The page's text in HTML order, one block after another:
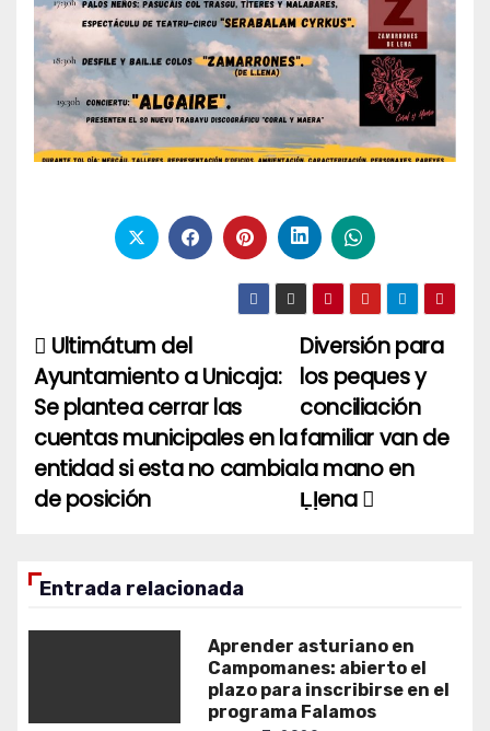
Navegación
de
entradas
Diversión para
los peques y
conciliación
familiar van de
la mano en
Ḷḷena
Ultimátum del
Ayuntamiento a Unicaja:
Se plantea cerrar las
cuentas municipales en la
entidad si esta no cambia
de posición
Entrada relacionada
Aprender asturiano en
Campomanes: abierto el
plazo para inscribirse en el
programa Falamos